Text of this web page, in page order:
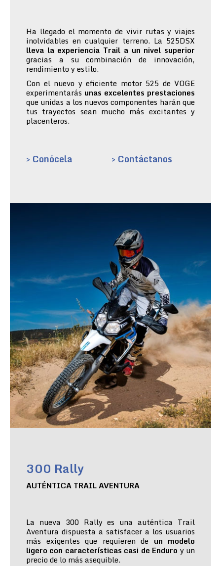
Ha llegado el momento de vivir rutas y viajes
inolvidables en cualquier terreno. La 525DSX
lleva la experiencia Trail a un nivel superior
gracias a su combinación de innovación,
rendimiento y estilo.
Con el nuevo y eficiente motor 525 de VOGE
experimentarás unas excelentes prestaciones
que unidas a los nuevos componentes harán que
tus trayectos sean mucho más excitantes y
placenteros.
> Conócela > Contáctanos
300 Rally
AUTÉNTICA TRAIL AVENTURA
La nueva 300 Rally es una auténtica Trail
Aventura dispuesta a satisfacer a los usuarios
más exigentes que requieren de un modelo
ligero con características casi de Enduro y un
precio de lo más asequible.